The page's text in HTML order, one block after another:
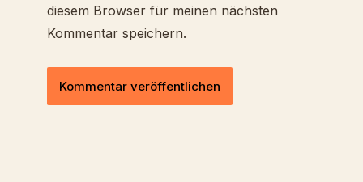
diesem Browser für meinen nächsten
Kommentar speichern.